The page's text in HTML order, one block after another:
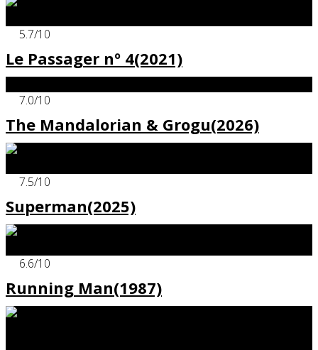
5.7/10
Le Passager nº 4(2021)
7.0/10
The Mandalorian & Grogu(2026)
7.5/10
Superman(2025)
6.6/10
Running Man(1987)